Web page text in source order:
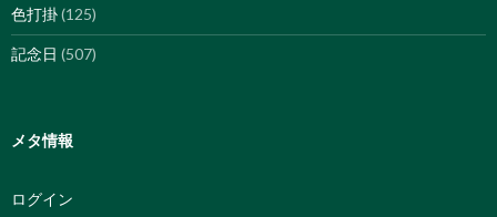
色打掛(125)
記念日 (507)
メタ情報
ログイン